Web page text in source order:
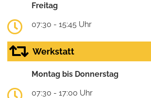
Freitag
07:30 - 15:45 Uhr
Werkstatt
Montag bis Donnerstag
07:30 - 17:00 Uhr